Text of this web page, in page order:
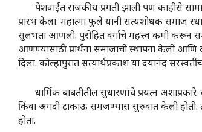
पेशवाईत राजकीय प्रगती झाली पण काहीसे
प्रारंभ केला. महात्मा फुले यांनी सत्यशोधक समाज
सुलभता आणली. पुरोहित वर्गाचे महत्त्व कमी करून
आणण्यासाठी प्रार्थना समाजाची स्थापना केली आणि
दिला. कोल्हापुरात सत्यार्थप्रकाश या दयानंद
धार्मिक बाबतीतील सुधारणांचे प्रयत्न अशाप्रकारे
किंवा अगदी टाकाऊ समजण्यास सुरुवात केली
होता.